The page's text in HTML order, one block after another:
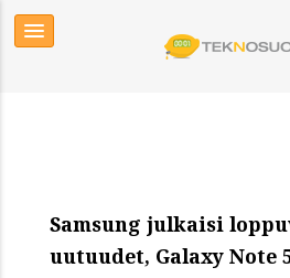
Samsung julkaisi
uutuudet, Galaxy Note